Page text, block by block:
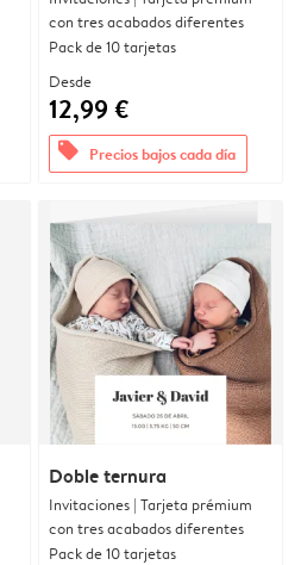
con tres acabados diferentes
Pack de 10 tarjetas
Desde
12,99 €
offers Precios bajos cada día
Doble ternura
Invitaciones | Tarjeta prémium
con tres acabados diferentes
Pack de 10 tarjetas